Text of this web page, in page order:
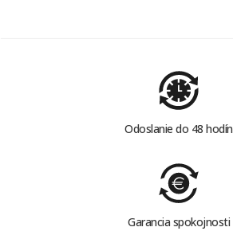
Odoslanie do 48 hodín
Garancia spokojnosti